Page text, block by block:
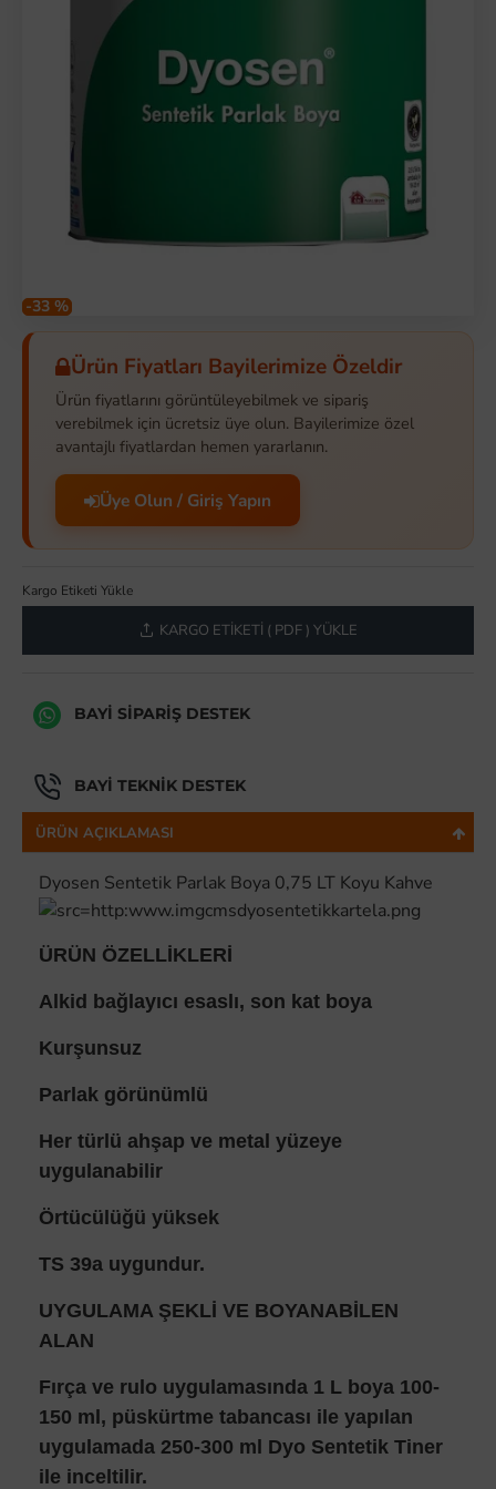
-33 %
Ürün Fiyatları Bayilerimize Özeldir
Ürün fiyatlarını görüntüleyebilmek ve sipariş
verebilmek için ücretsiz üye olun. Bayilerimize özel
avantajlı fiyatlardan hemen yararlanın.
Üye Olun / Giriş Yapın
Kargo Etiketi Yükle
KARGO ETIKETI ( PDF ) YÜKLE
BAYI SIPARIŞ DESTEK
BAYI TEKNIK DESTEK
ÜRÜN AÇIKLAMASI
Dyosen Sentetik Parlak Boya 0,75 LT Koyu Kahve
ÜRÜN ÖZELLİKLERİ
Alkid bağlayıcı esaslı, son kat boya
Kurşunsuz
Parlak görünümlü
Her türlü ahşap ve metal yüzeye
uygulanabilir
Örtücülüğü yüksek
TS 39a uygundur.
UYGULAMA ŞEKLİ VE BOYANABİLEN
ALAN
Fırça ve rulo uygulamasında 1 L boya 100-
150 ml, püskürtme tabancası ile yapılan
uygulamada 250-300 ml Dyo Sentetik Tiner
ile inceltilir.